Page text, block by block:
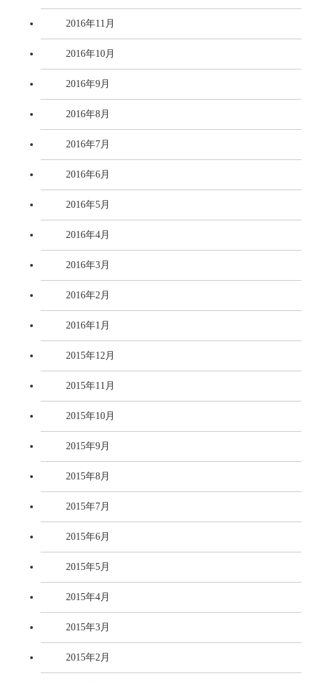
2016年11月
2016年10月
2016年9月
2016年8月
2016年7月
2016年6月
2016年5月
2016年4月
2016年3月
2016年2月
2016年1月
2015年12月
2015年11月
2015年10月
2015年9月
2015年8月
2015年7月
2015年6月
2015年5月
2015年4月
2015年3月
2015年2月